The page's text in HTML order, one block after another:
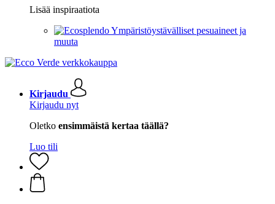
Lisää inspiraatiota
Ympäristöystävälliset pesuaineet ja
muuta
Kirjaudu
Kirjaudu nyt
Oletko ensimmäistä kertaa täällä?
Luo tili